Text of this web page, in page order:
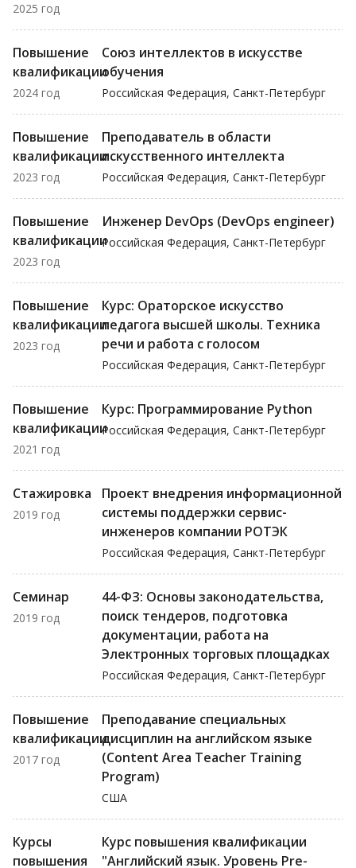
2025 год
Повышение
квалификации
2024 год
Союз интеллектов в искусстве
обучения
Российская Федерация, Санкт-Петербург
Повышение
квалификации
2023 год
Преподаватель в области
искусственного интеллекта
Российская Федерация, Санкт-Петербург
Повышение
квалификации
2023 год
Инженер DevOps (DevOps engineer)
Российская Федерация, Санкт-Петербург
Повышение
квалификации
2023 год
Курс: Ораторское искусство
педагога высшей школы. Техника
речи и работа с голосом
Российская Федерация, Санкт-Петербург
Повышение
квалификации
2021 год
Курс: Программирование Python
Российская Федерация, Санкт-Петербург
Стажировка
2019 год
Проект внедрения информационной
системы поддержки сервис-
инженеров компании РОТЭК
Российская Федерация, Санкт-Петербург
Семинар
2019 год
44-ФЗ: Основы законодательства,
поиск тендеров, подготовка
документации, работа на
Электронных торговых площадках
Российская Федерация, Санкт-Петербург
Повышение
квалификации
2017 год
Преподавание специальных
дисциплин на английском языке
(Content Area Teacher Training
Program)
США
Курсы
повышения
Курс повышения квалификации
"Английский язык. Уровень Pre-